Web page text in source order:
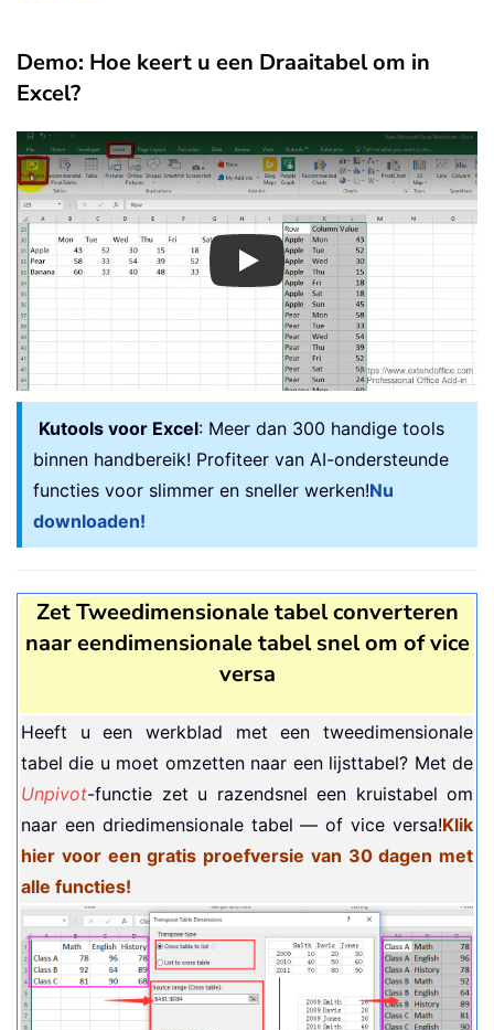
Demo: Hoe keert u een Draaitabel om in
Excel?
Play
Kutools voor Excel: Meer dan 300 handige tools
binnen handbereik! Profiteer van AI-ondersteunde
functies voor slimmer en sneller werken!Nu
downloaden!
Zet Tweedimensionale tabel converteren
naar eendimensionale tabel snel om of vice
versa
Heeft u een werkblad met een tweedimensionale
tabel die u moet omzetten naar een lijsttabel? Met de
Unpivot-functie zet u razendsnel een kruistabel om
naar een driedimensionale tabel — of vice versa!Klik
hier voor een gratis proefversie van 30 dagen met
alle functies!